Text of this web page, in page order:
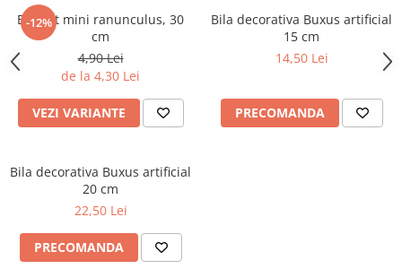
-12%
Buchet mini ranunculus, 30
cm
4,90 Lei
de la 4,30 Lei
VEZI VARIANTE
Bila decorativa Buxus artificial
15 cm
14,50 Lei
PRECOMANDA
Bila decorativa Buxus artificial
20 cm
22,50 Lei
PRECOMANDA